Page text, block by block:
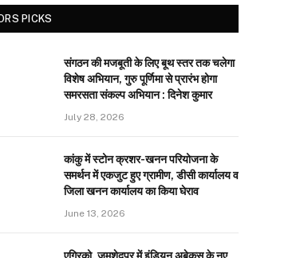
PICKS
संगठन की मजबूती के लिए बूथ स्तर तक चलेगा
विशेष अभियान, गुरु पूर्णिमा से प्रारंभ होगा
समरसता संकल्प अभियान : दिनेश कुमार
July 28, 2026
कांकु में स्टोन क्रशर-खनन परियोजना के
समर्थन में एकजुट हुए ग्रामीण, डीसी कार्यालय व
जिला खनन कार्यालय का किया घेराव
June 13, 2026